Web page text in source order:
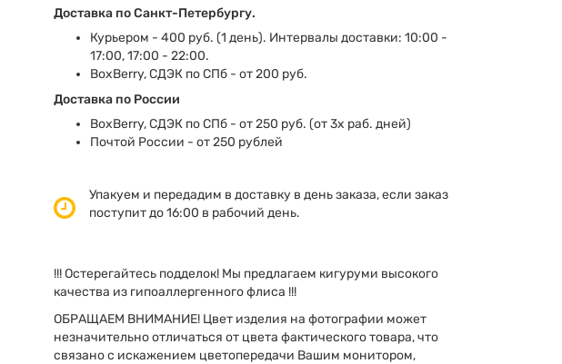
Доставка по Санкт-Петербургу.
Курьером - 400 руб. (1 день). Интервалы доставки: 10:00 -
17:00, 17:00 - 22:00.
BoxBerry, СДЭК по СПб - от 200 руб.
Доставка по России
BoxBerry, СДЭК по СПб - от 250 руб. (от 3х раб. дней)
Почтой России - от 250 рублей
Упакуем и передадим в доставку в день заказа, если заказ
поступит до 16:00 в рабочий день.
!!! Остерегайтесь подделок! Мы предлагаем кигуруми высокого
качества из гипоаллергенного флиса !!!
ОБРАЩАЕМ ВНИМАНИЕ! Цвет изделия на фотографии может
незначительно отличаться от цвета фактического товара, что
связано с искажением цветопередачи Вашим монитором,